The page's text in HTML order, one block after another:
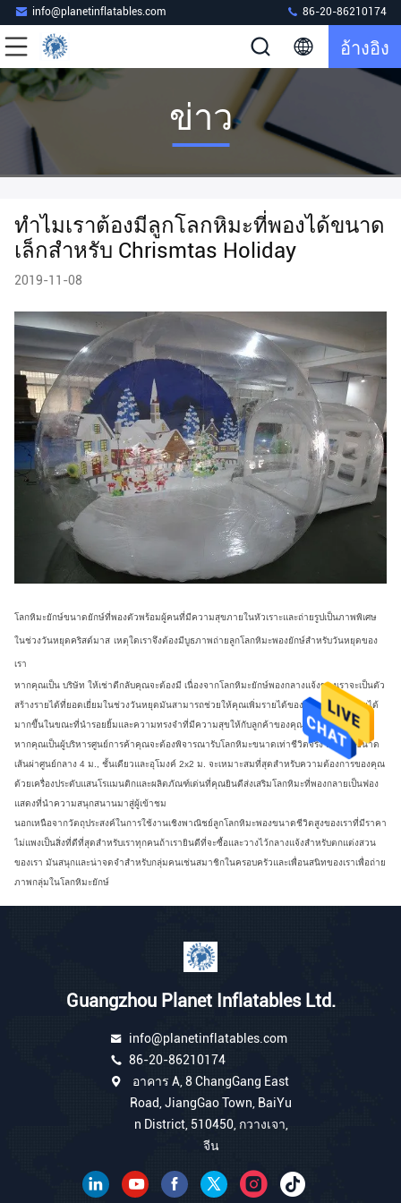
info@planetinflatables.com 86-20-86210174
อ้างอิง
ข่าว
ทำไมเราต้องมีลูกโลกหิมะที่พองได้ขนาด
เล็กสำหรับ Chrismtas Holiday
2019-11-08
โลกหิมะยักษ์ขนาดยักษ์ที่พองตัวพร้อมผู้คนที่มีความสุขภายในหัวเราะและถ่ายรูปเป็นภาพพิเศษ
ในช่วงวันหยุดคริสต์มาส เหตุใดเราจึงต้องมีบูธภาพถ่ายลูกโลกหิมะพองยักษ์สำหรับวันหยุดของ
เรา
หากคุณเป็น บริษัท ให้เช่าตีกลับคุณจะต้องมี เนื่องจากโลกหิมะยักษ์พองกลางแจ้งของเราจะเป็นตัว
สร้างรายได้ที่ยอดเยี่ยมในช่วงวันหยุดมันสามารถช่วยให้คุณเพิ่มรายได้ของคุณและสร้างรายได้
มากขึ้นในขณะที่นำรอยยิ้มและความทรงจำที่มีความสุขให้กับลูกค้าของคุณ
หากคุณเป็นผู้บริหารศูนย์การค้าคุณจะต้องพิจารณารับโลกหิมะขนาดเท่าชีวิตจริง ส่วนที่มีขนาด
เส้นผ่าศูนย์กลาง 4 ม., ชั้นเดียวและอุโมงค์ 2x2 ม. จะเหมาะสมที่สุดสำหรับความต้องการของคุณ
ด้วยเครื่องประดับแสนโรแมนติกและผลิตภัณฑ์เด่นที่คุณยินดีส่งเสริมโลกหิมะที่พองกลายเป็นฟอง
แสดงที่นำความสนุกสนานมาสู่ผู้เข้าชม
นอกเหนือจากวัตถุประสงค์ในการใช้งานเชิงพาณิชย์ลูกโลกหิมะพองขนาดชีวิตสูงของเราที่มีราคา
ไม่แพงเป็นสิ่งที่ดีที่สุดสำหรับเราทุกคนถ้าเรายินดีที่จะซื้อและวางไว้กลางแจ้งสำหรับตกแต่งสวน
ของเรา มันสนุกและน่าจดจำสำหรับกลุ่มคนเช่นสมาชิกในครอบครัวและเพื่อนสนิทของเราเพื่อถ่าย
ภาพกลุ่มในโลกหิมะยักษ์
Guangzhou Planet Inflatables Ltd.
info@planetinflatables.com
86-20-86210174
อาคาร A, 8 ChangGang East
Road, JiangGao Town, BaiYu
n District, 510450, กวางเจา,
จีน